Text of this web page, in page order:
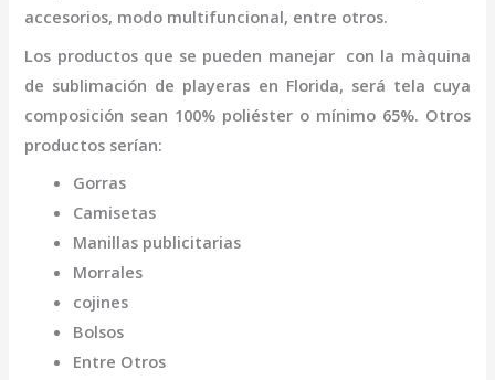
accesorios, modo multifuncional, entre otros.
Los productos que se pueden manejar con la màquina
de sublimación de playeras en Florida, será tela cuya
composición sean 100% poliéster o mínimo 65%. Otros
productos serían:
Gorras
Camisetas
Manillas publicitarias
Morrales
cojines
Bolsos
Entre Otros